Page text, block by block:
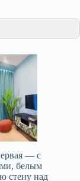
— с
белым
стену над